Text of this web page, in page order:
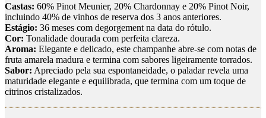
Castas: 60% Pinot Meunier, 20% Chardonnay e 20% Pinot Noir,
incluindo 40% de vinhos de reserva dos 3 anos anteriores.
Estágio: 36 meses com degorgement na data do rótulo.
Cor: Tonalidade dourada com perfeita clareza.
Aroma: Elegante e delicado, este champanhe abre-se com notas de
fruta amarela madura e termina com sabores ligeiramente torrados.
Sabor: Apreciado pela sua espontaneidade, o paladar revela uma
maturidade elegante e equilibrada, que termina com um toque de
citrinos cristalizados.